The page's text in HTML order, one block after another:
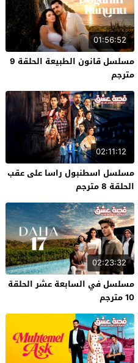
01:56:52
مسلسل قانون الطبيعة الحلقة 9
مترجم
02:11:12
مسلسل اسطنبول راسا على عقب
الحلقة 8 مترجم
02:23:32
مسلسل في السابعة عشر الحلقة
10 مترجم